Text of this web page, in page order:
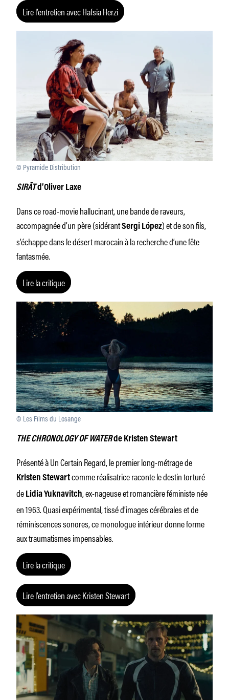
Lire l’entretien avec Hafsia Herzi
© Pyramide Distribution
SIRĀTd’Oliver Laxe
Dans ce road-movie hallucinant, une bande de raveurs,
accompagnée d’un père (sidérantSergi López) et de son fils,
s’échappe dans le désert marocain à la recherche d’une fête
fantasmée.
Lire la critique
© Les Films du Losange
THE CHRONOLOGY OF WATERde Kristen Stewart
Présenté à Un Certain Regard, le premier long-métrage de
Kristen Stewartcomme réalisatrice raconte le destin torturé
de Lidia Yuknavitch, ex-nageuse et romancière féministe née
en 1963. Quasi expérimental, tissé d’images cérébrales et de
réminiscences sonores, ce monologue intérieur donne forme
aux traumatismes impensables.
Lire la critique
Lire l’entretien avec Kristen Stewart